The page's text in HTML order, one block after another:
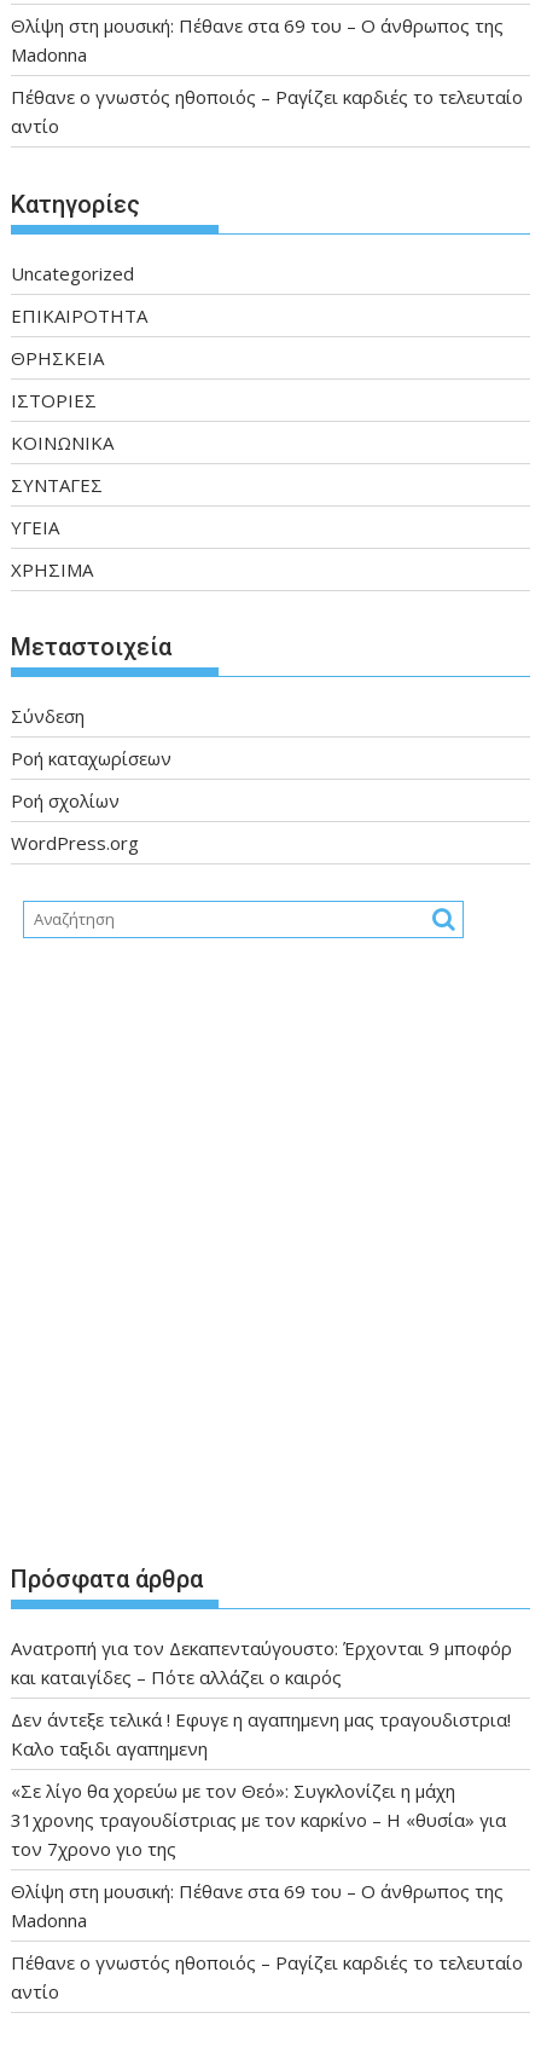
Θλίψη στη μουσική: Πέθανε στα 69 του – Ο άνθρωπος της
Madonna
Πέθανε ο γνωστός ηθοποιός – Ραγίζει καρδιές το τελευταίο
αντίο
Kατηγορίες
Uncategorized
ΕΠΙΚΑΙΡΟΤΗΤΑ
ΘΡΗΣΚΕΙΑ
ΙΣΤΟΡΙΕΣ
ΚΟΙΝΩΝΙΚΑ
ΣΥΝΤΑΓΕΣ
ΥΓΕΙΑ
ΧΡΗΣΙΜΑ
Μεταστοιχεία
Σύνδεση
Ροή καταχωρίσεων
Ροή σχολίων
WordPress.org
Πρόσφατα άρθρα
Ανατροπή για τον Δεκαπενταύγουστο: Έρχονται 9 μποφόρ
και καταιγίδες – Πότε αλλάζει ο καιρός
Δεν άντεξε τελικά ! Εφυγε η αγαπημενη μας τραγουδιστρια!
Καλο ταξιδι αγαπημενη
«Σε λίγο θα χορεύω με τον Θεό»: Συγκλονίζει η μάχη
31χρονης τραγουδίστριας με τον καρκίνο – Η «θυσία» για
τον 7χρονο γιο της
Θλίψη στη μουσική: Πέθανε στα 69 του – Ο άνθρωπος της
Madonna
Πέθανε ο γνωστός ηθοποιός – Ραγίζει καρδιές το τελευταίο
αντίο